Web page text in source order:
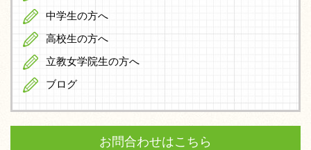
中学生の方へ
高校生の方へ
立教女学院生の方へ
ブログ
お問合わせはこちら